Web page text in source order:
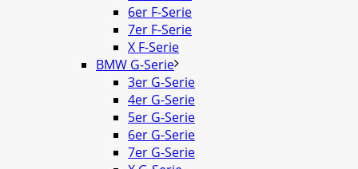
6er F-Serie
7er F-Serie
X F-Serie
BMW G-Serie
3er G-Serie
4er G-Serie
5er G-Serie
6er G-Serie
7er G-Serie